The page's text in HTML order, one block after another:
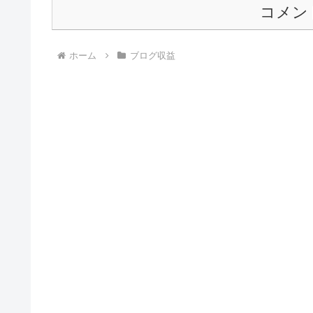
コメン
ホーム ブログ収益